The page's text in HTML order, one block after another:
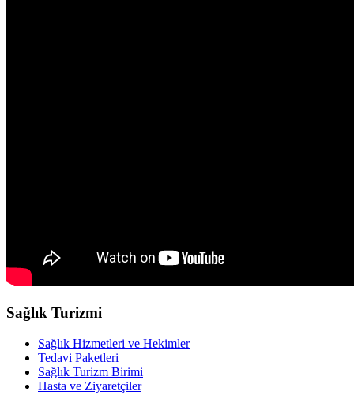
Sağlık Turizmi
Sağlık Hizmetleri ve Hekimler
Tedavi Paketleri
Sağlık Turizm Birimi
Hasta ve Ziyaretçiler